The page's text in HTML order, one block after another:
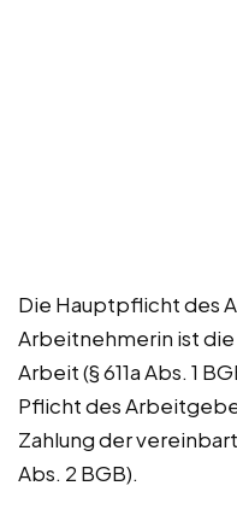
Die Hauptpflicht des
Arbeitnehmerin ist
Arbeit (§ 611a Abs. 1
Pflicht des
Zahlung der
Abs. 2 BGB).